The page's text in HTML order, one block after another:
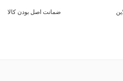
ضمانت اصل بودن کالا